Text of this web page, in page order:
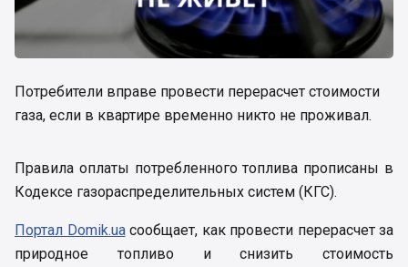
Потребители вправе провести перерасчет стоимости
газа, если в квартире временно никто не проживал.
Правила оплаты потребленного топлива прописаны в
Кодексе газораспределительных систем (КГС).
Портал Domik.uaсообщает, как провести перерасчет за
природное топливо и снизить стоимость